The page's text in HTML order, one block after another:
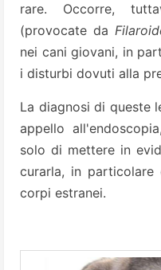
rare. Occorre,
(provocate da
nei cani giovani, in
i disturbi dovuti alla
La diagnosi di queste
appello
solo di mettere in
curarla, in particolare
corpi estranei.